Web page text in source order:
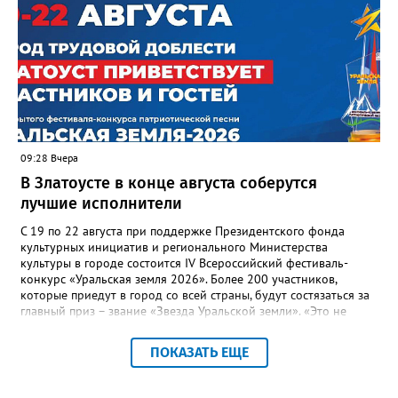
многоквартирного дома, отсутствовало взаимодействие с
ресурсоснабжающей организацией, ЕДДС и иными службами»,
— сообщила начальник Главного управления ГЖИ Ирина
Настенко. В следующий раз, рекомендовали в
Госжилинспекции, службы должны действовать слаженно. И
оперативно делиться информацией со всеми
заинтересованными – от поставщика тепла до конечных
потребителей.
09:28 Вчера
В Златоусте в конце августа соберутся
лучшие исполнители
С 19 по 22 августа при поддержке Президентского фонда
культурных инициатив и регионального Министерства
культуры в городе состоится IV Всероссийский фестиваль-
конкурс «Уральская земля 2026». Более 200 участников,
которые приедут в город со всей страны, будут состязаться за
главный приз – звание «Звезда Уральской земли». «Это не
прослушивания участников, мастер-классы от ведущих
наставников, выступления победителей прошлых лет и
ПОКАЗАТЬ ЕЩЕ